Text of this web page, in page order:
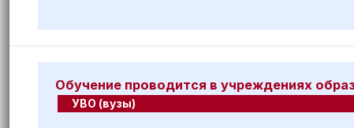
Обучение проводится в учреждениях
УВО (вузы)